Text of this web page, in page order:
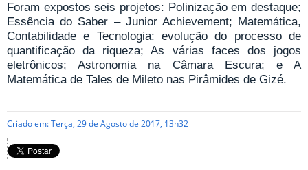
Foram expostos seis projetos: Polinização em destaque;
Essência do Saber – Junior Achievement; Matemática,
Contabilidade e Tecnologia: evolução do processo de
quantificação da riqueza; As várias faces dos jogos
eletrônicos; Astronomia na Câmara Escura; e A
Matemática de Tales de Mileto nas Pirâmides de Gizé.
Criado em: Terça, 29 de Agosto de 2017, 13h32